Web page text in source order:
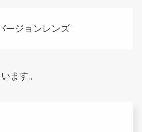
ージョンレンズ
ます。